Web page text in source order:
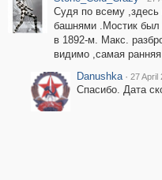
Судя по всему ,здесь
башнями .Мостик был
в 1892-м. Макс.
видимо ,самая
Danushka · 27 April
Спасибо. Дата